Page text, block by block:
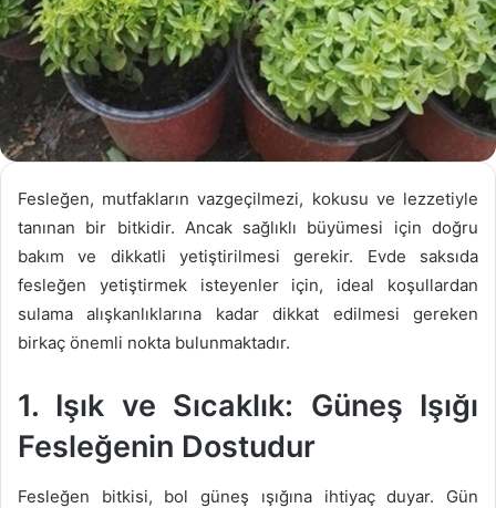
Fesleğen, mutfakların vazgeçilmezi, kokusu ve lezzetiyle
tanınan bir bitkidir. Ancak sağlıklı büyümesi için doğru
bakım ve dikkatli yetiştirilmesi gerekir. Evde saksıda
fesleğen yetiştirmek isteyenler için, ideal koşullardan
sulama alışkanlıklarına kadar dikkat edilmesi gereken
birkaç önemli nokta bulunmaktadır.
1. Işık ve Sıcaklık: Güneş Işığı
Fesleğenin Dostudur
Fesleğen bitkisi, bol güneş ışığına ihtiyaç duyar. Gün